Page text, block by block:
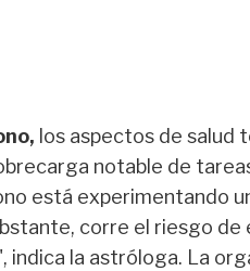
los aspectos de salud
notable de
está experimentando
corre el riesgo de
indica la astróloga. La